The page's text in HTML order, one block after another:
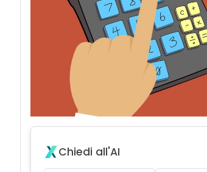
Chiedi all'AI